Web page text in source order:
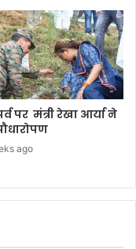
पर मंत्री रेखा आर्या ने
ago